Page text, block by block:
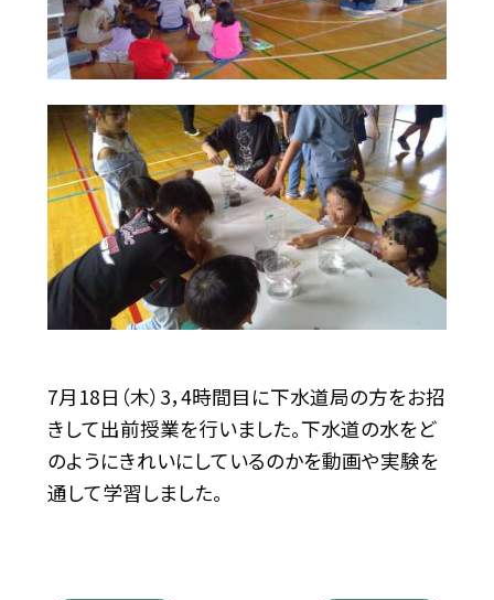
7月18日（木）3，4時間目に下水道局の方をお招
きして出前授業を行いました。下水道の水をど
のようにきれいにしているのかを動画や実験を
通して学習しました。